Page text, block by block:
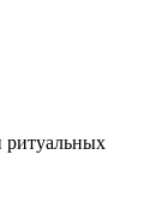
ритуальных